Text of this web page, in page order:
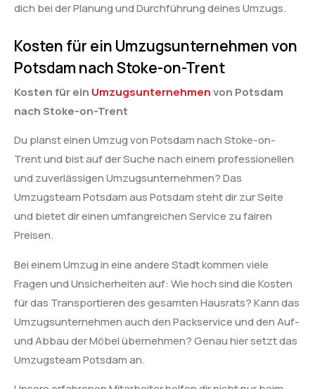
dich bei der Planung und Durchführung deines Umzugs.
Kosten für ein Umzugsunternehmen von
Potsdam nach Stoke-on-Trent
Kosten für ein Umzugsunternehmenvon Potsdam
nach Stoke-on-Trent
Du planst einen Umzug von Potsdam nach Stoke-on-
Trent und bist auf der Suche nach einem professionellen
und zuverlässigen Umzugsunternehmen? Das
Umzugsteam Potsdam aus Potsdam steht dir zur Seite
und bietet dir einen umfangreichen Service zu fairen
Preisen.
Bei einem Umzug in eine andere Stadt kommen viele
Fragen und Unsicherheiten auf: Wie hoch sind die Kosten
für das Transportieren des gesamten Hausrats? Kann das
Umzugsunternehmen auch den Packservice und den Auf-
und Abbau der Möbel übernehmen? Genau hier setzt das
Umzugsteam Potsdam an.